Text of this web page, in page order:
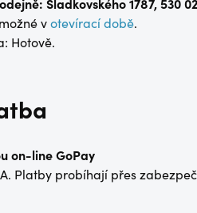
votevírací době.
Hotově.
on-line GoPay
Platby probíhají přes